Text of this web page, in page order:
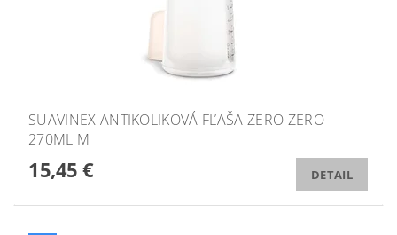
SUAVINEX ANTIKOLIKOVÁ FĽAŠA ZERO ZERO
270ML M
15,45 € DETAIL